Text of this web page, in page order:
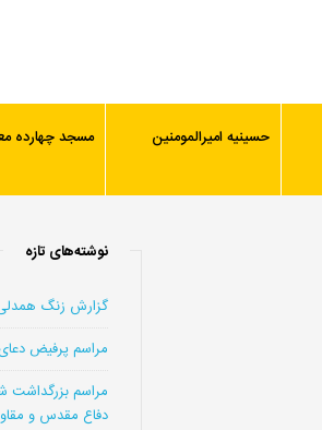
حسینیه امیرالمومنین مسجد چهارده
نوشته‌های تازه
گزارش زنگ
مراسم پرفیض
مراسم بزرگداشت
دفاع مقدس و